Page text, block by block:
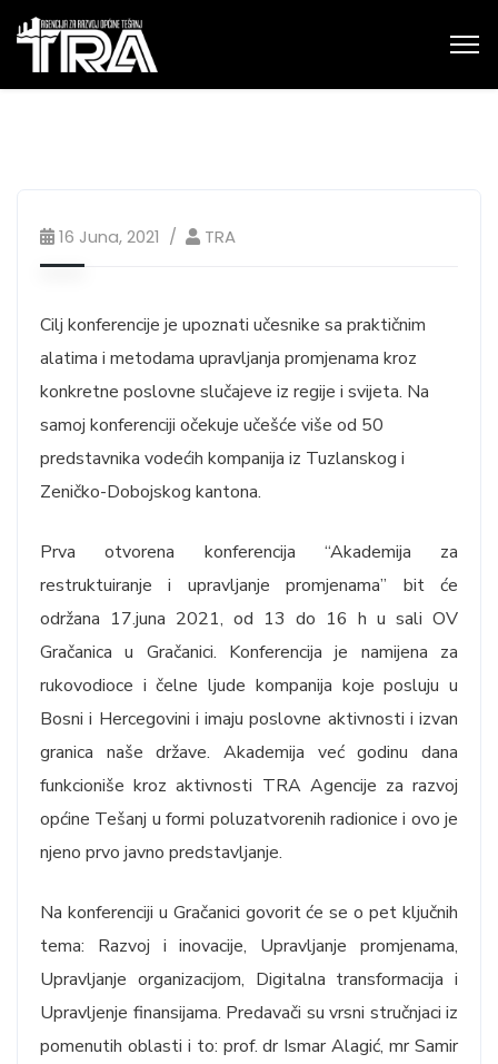
16 Juna, 2021 TRA
Cilj konferencije je upoznati učesnike sa praktičnim
alatima i metodama upravljanja promjenama kroz
konkretne poslovne slučajeve iz regije i svijeta. Na
samoj konferenciji očekuje učešće više od 50
predstavnika vodećih kompanija iz Tuzlanskog i
Zeničko-Dobojskog kantona.
Prva otvorena konferencija “Akademija za
restruktuiranje i upravljanje promjenama” bit će
održana 17.juna 2021, od 13 do 16 h u sali OV
Gračanica u Gračanici. Konferencija je namijena za
rukovodioce i čelne ljude kompanija koje posluju u
Bosni i Hercegovini i imaju poslovne aktivnosti i izvan
granica naše države. Akademija već godinu dana
funkcioniše kroz aktivnosti TRA Agencije za razvoj
općine Tešanj u formi poluzatvorenih radionice i ovo je
njeno prvo javno predstavljanje.
Na konferenciji u Gračanici govorit će se o pet ključnih
tema: Razvoj i inovacije, Upravljanje promjenama,
Upravljanje organizacijom, Digitalna transformacija i
Upravljenje finansijama. Predavači su vrsni stručnjaci iz
pomenutih oblasti i to: prof. dr Ismar Alagić, mr Samir